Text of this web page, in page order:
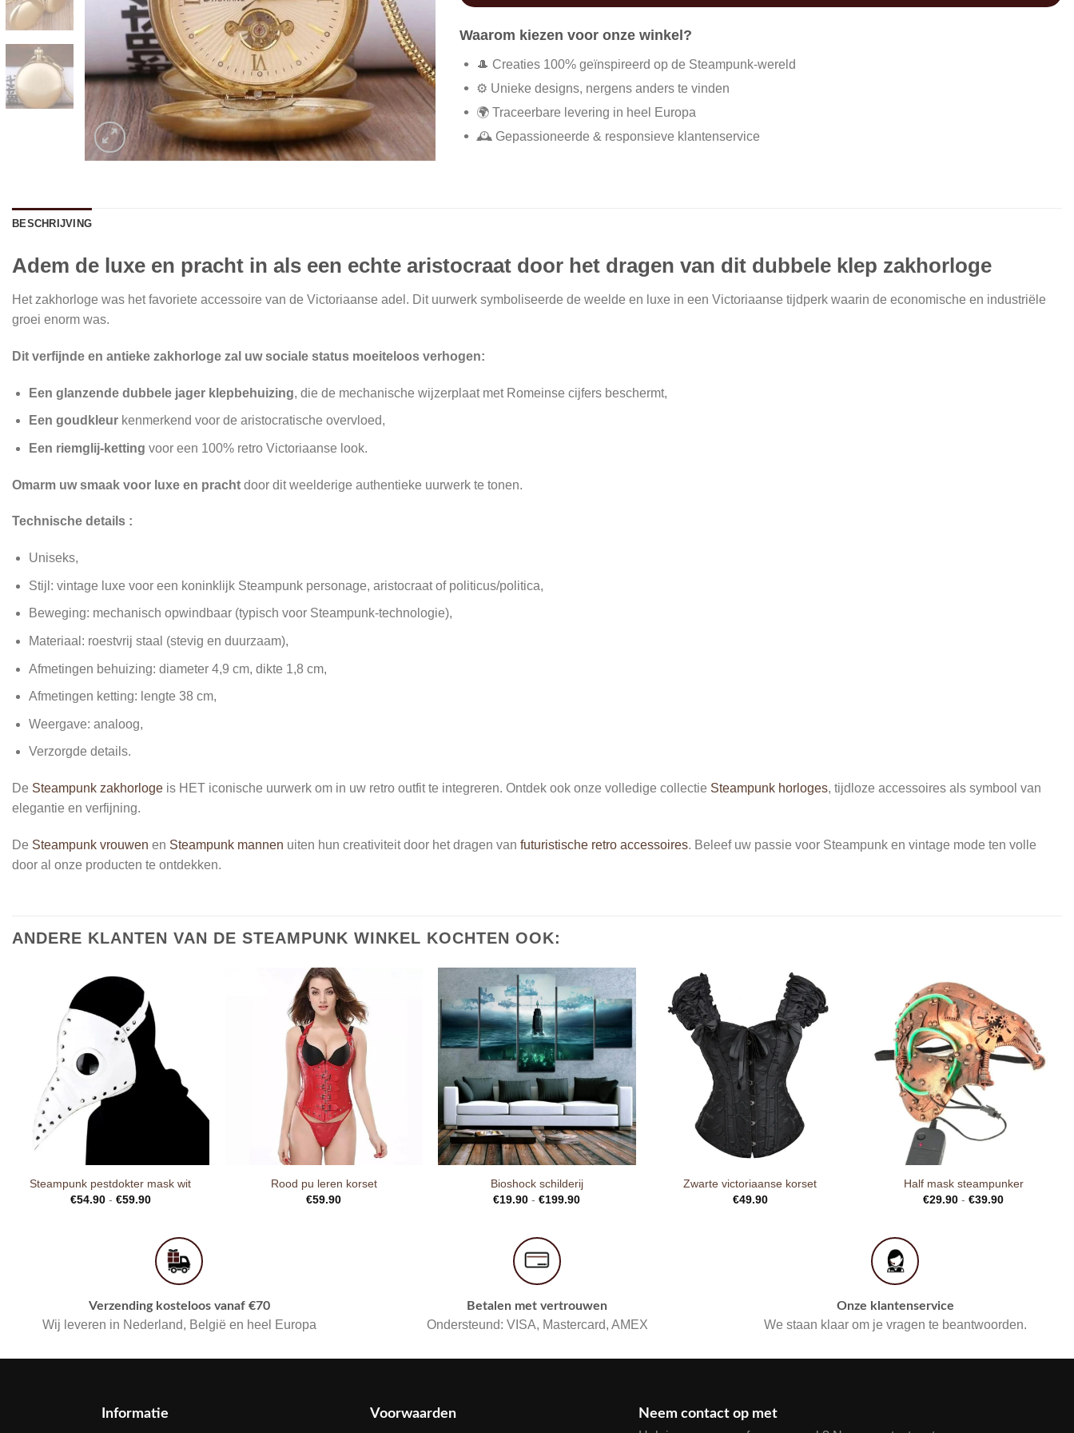
Waarom kiezen voor onze winkel?
🎩 Creaties 100% geïnspireerd op de Steampunk-wereld
⚙️ Unieke designs, nergens anders te vinden
🌍 Traceerbare levering in heel Europa
🕰️ Gepassioneerde & responsieve klantenservice
BESCHRIJVING
Adem de luxe en pracht in als een echte aristocraat door het dragen van dit dubbele klep zakhorloge
Het zakhorloge was het favoriete accessoire van de Victoriaanse adel. Dit uurwerk symboliseerde de weelde en luxe in een Victoriaanse tijdperk waarin de economische en industriële
groei enorm was.
Dit verfijnde en antieke zakhorloge zal uw sociale status moeiteloos verhogen:
Een glanzende dubbele jager klepbehuizing, die de mechanische wijzerplaat met Romeinse cijfers beschermt,
Een goudkleurkenmerkend voor de aristocratische overvloed,
Een riemglij-ketting voor een 100% retro Victoriaanse look.
Omarm uw smaak voor luxe en pracht door dit weelderige authentieke uurwerk te tonen.
Technische details :
Uniseks,
Stijl: vintage luxe voor een koninklijk Steampunk personage, aristocraat of politicus/politica,
Beweging: mechanisch opwindbaar (typisch voor Steampunk-technologie),
Materiaal: roestvrij staal (stevig en duurzaam),
Afmetingen behuizing: diameter 4,9 cm, dikte 1,8 cm,
Afmetingen ketting: lengte 38 cm,
Weergave: analoog,
Verzorgde details.
De Steampunk zakhorloge is HET iconische uurwerk om in uw retro outfit te integreren. Ontdek ook onze volledige collectie Steampunk horloges, tijdloze accessoires als symbool van
elegantie en verfijning.
De Steampunk vrouwen en Steampunk mannen uiten hun creativiteit door het dragen van futuristische retro accessoires. Beleef uw passie voor Steampunk en vintage mode ten volle
door al onze producten te ontdekken.
ANDERE KLANTEN VAN DE STEAMPUNK WINKEL KOCHTEN OOK:
Steampunk pestdokter mask wit
€54.90- €59.90
Rood pu leren korset
€59.90
Bioshock schilderij
€19.90 -€199.90
Zwarte victoriaanse korset
€49.90
Half mask steampunker
€29.90 -€39.90
Verzending kosteloos vanaf €70
Wij leveren in Nederland, België en heel Europa
Betalen met vertrouwen
Ondersteund: VISA, Mastercard, AMEX
Onze klantenservice
We staan klaar om je vragen te beantwoorden.
Informatie Voorwaarden Neem contact op met